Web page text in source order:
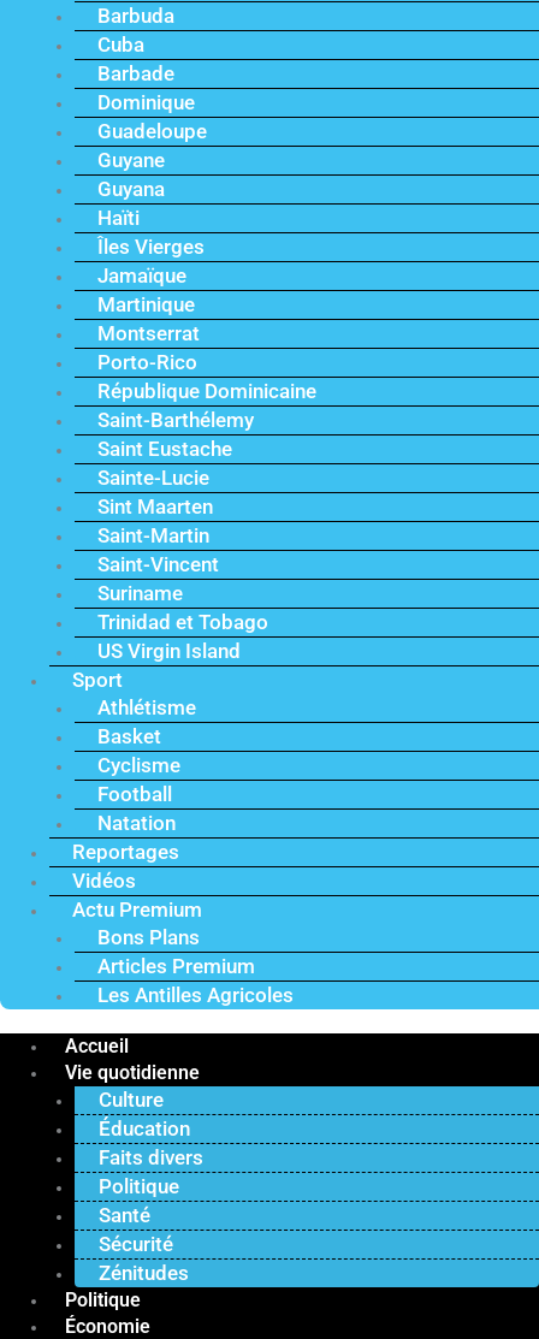
Barbuda
Cuba
Barbade
Dominique
Guadeloupe
Guyane
Guyana
Haïti
Îles Vierges
Jamaïque
Martinique
Montserrat
Porto-Rico
République Dominicaine
Saint-Barthélemy
Saint Eustache
Sainte-Lucie
Sint Maarten
Saint-Martin
Saint-Vincent
Suriname
Trinidad et Tobago
US Virgin Island
Sport
Athlétisme
Basket
Cyclisme
Football
Natation
Reportages
Vidéos
Actu Premium
Bons Plans
Articles Premium
Les Antilles Agricoles
Accueil
Vie quotidienne
Culture
Éducation
Faits divers
Politique
Santé
Sécurité
Zénitudes
Politique
Économie